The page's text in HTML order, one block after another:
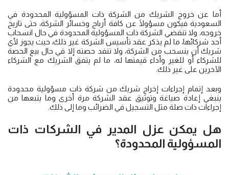
أما عن خروج الشريك من الشركة ذات المسؤولية المحدودة في
السعودية فيكون مسؤولًا عن كافة أرباح وخسائر الشركة، حتى تاريخ
خروجه، ولا تنقضي الشركة ذات المسؤولية المحدودة في حال انسحاب
أحد شركائها، ما لم يذكر عقد تأسيس الشركة غير ذلك، حيث يجوز لأي
شريك أن ينسحب من الشركة، ولا تنفد حصته إلا في حال بيع الحصة
للشركاء أو للغير وأداء قيمتها له، ما لم يتفق الشريك مع الشركاء
الآخرين على غير ذلك.
وبعد إتمام إجراءات إخراج شريك من شركة ذات مسؤولية محدودة
ينبغي إعادة صياغة وتوثيق عقد الشركة مرة أخرى وما يتبعها من
إجراءات ذات صلة مثل التسجيل في الضرائب وما إلى ذلك.
هل يمكن عزل المدير في الشركات ذات
المسؤولية المحدودة؟